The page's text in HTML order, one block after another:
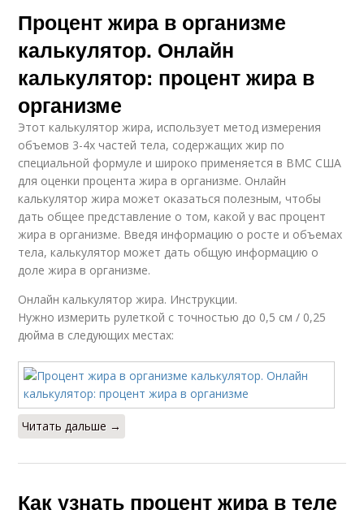
Процент жира в организме
калькулятор. Онлайн
калькулятор: процент жира в
организме
Этот калькулятор жира, использует метод измерения
объемов 3-4х частей тела, содержащих жир по
специальной формуле и широко применяется в ВМС США
для оценки процента жира в организме. Онлайн
калькулятор жира может оказаться полезным, чтобы
дать общее представление о том, какой у вас процент
жира в организме. Введя информацию о росте и объемах
тела, калькулятор может дать общую информацию о
доле жира в организме.
Онлайн калькулятор жира. Инструкции.
Нужно измерить рулеткой с точностью до 0,5 см / 0,25
дюйма в следующих местах:
Читать дальше →
Как узнать процент жира в теле